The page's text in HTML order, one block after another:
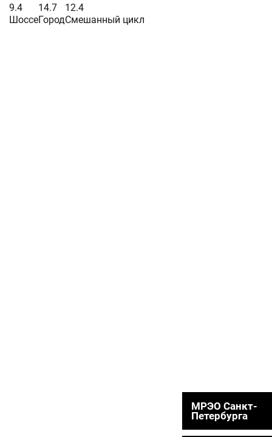
9.4 14.7
12.4
ШоссеГородСмешанный цикл
МРЭО Санкт-
Петербурга